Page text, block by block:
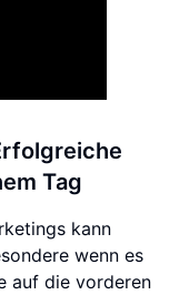
Tag
kann
wenn es
auf die vorderen